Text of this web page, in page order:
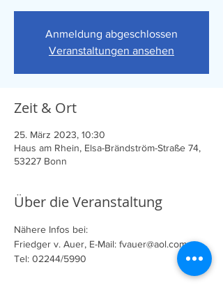
Anmeldung abgeschlossen
Veranstaltungen ansehen
Zeit & Ort
25. März 2023, 10:30
Haus am Rhein, Elsa-Brändström-Straße 74,
53227 Bonn
Über die Veranstaltung
Nähere Infos bei:
Friedger v. Auer, E-Mail: fvauer@aol.com;
Tel: 02244/5990